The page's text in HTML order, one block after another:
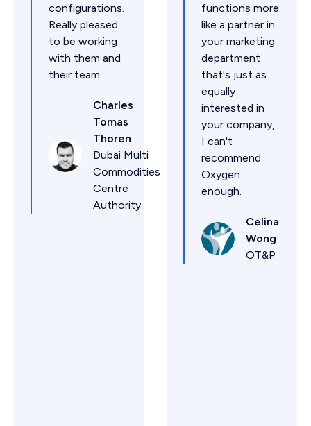
configurations.
Really pleased
to be working
with them and
their team.
Charles
Tomas
Thoren
Dubai Multi
Commodities
Centre
Authority
functions more
like a partner in
your marketing
department
that's just as
equally
interested in
your company,
I can't
recommend
Oxygen
enough.
Celina
Wong
OT&P